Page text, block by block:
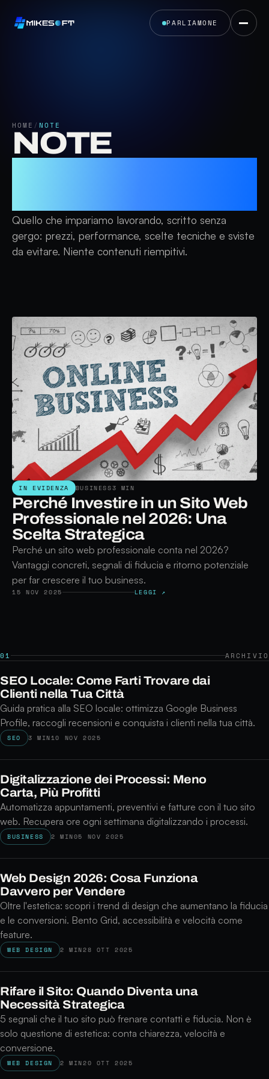
PARLIAMONE
HOME / NOTE
NOTE
Quello che impariamo lavorando, scritto senza
gergo: prezzi, performance, scelte tecniche e sviste
da evitare. Niente contenuti riempitivi.
IN EVIDENZA BUSINESS3 MIN
Perché Investire in un Sito Web
Professionale nel 2026: Una
Scelta Strategica
Perché un sito web professionale conta nel 2026?
Vantaggi concreti, segnali di fiducia e ritorno potenziale
per far crescere il tuo business.
15 NOV 2025 LEGGI ↗
01 ARCHIVIO
SEO Locale: Come Farti Trovare dai
Clienti nella Tua Città
Guida pratica alla SEO locale: ottimizza Google Business
Profile, raccogli recensioni e conquista i clienti nella tua città.
SEO 3 MIN10 NOV 2025
Digitalizzazione dei Processi: Meno
Carta, Più Profitti
Automatizza appuntamenti, preventivi e fatture con il tuo sito
web. Recupera ore ogni settimana digitalizzando i processi.
BUSINESS 2 MIN05 NOV 2025
Web Design 2026: Cosa Funziona
Davvero per Vendere
Oltre l'estetica: scopri i trend di design che aumentano la fiducia
e le conversioni. Bento Grid, accessibilità e velocità come
feature.
WEB DESIGN 2 MIN28 OTT 2025
Rifare il Sito: Quando Diventa una
Necessità Strategica
5 segnali che il tuo sito può frenare contatti e fiducia. Non è
solo questione di estetica: conta chiarezza, velocità e
conversione.
WEB DESIGN 2 MIN20 OTT 2025